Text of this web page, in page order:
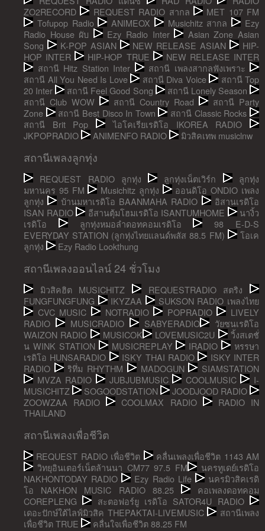
ZO2RECORD
REQUEST RADIO สากล
MET 107 FM
Tofupop Radio
ANIMEOX Musichitz สากล
Ezy
Radio House ผับ
Ezy Radio Inter
Asian Zone Asian
Song
K-POP ASIAN NEW RELEASE ASIAN
HIP-
HOP INTER
HIP-HOP TRUE
NEW RELEASE INTER
สถานี Hitz Station Inter
สถานี เพลงสากลฟังเพราะ
สถานี All You Need Is Love
สถานี Diva Voice
สถานี Top
20 Inter
สถานี Feel Good Song
สถานี Lonely Season
สถานี Club WOW
สถานี Country Road
สถานี Party
Zone
สถานี Best Disco In Town
สถานี Classic Rocks
สถานี Brit Pop
ไอโคเรียเรดิโอ IKOREA RADIO
JKPOPRADIO
ANIMENFO RADIO มิวสิคเทพ musiclnw
สถานีเพลงลูกทุ่ง
REQUEST RADIO ลูกทุ่ง ลูกทุ่งเน็ตเวิร์ก
ลูกทุ่ง
มหานคร 95 FM
Musichitz ลูกทุ่ง
ออนดิโอ ONDIO เพลง
ลูกทุ่ง
บ้านมหาเรดิโอ BAANMAHA RADIO
อิสานเรดิโอ
ISAN RADIO
อีสานตุ้มโฮมเรดิโอ ISANTUMHOME
นางิ้ว
เรดิโอ
ลูกทุ่งหมอลำดอทคอมเรดิโอ
98 E-D-S
EVERYDAY STATION (ลูกทุ่งไทยแลนด์พลัส 88.5 FM)
โอเค
ลูกทุ่ง
Ezy Radio Lookthung
สถานีเพลงออนไลน์ 24 ชั่วโมง
มิวสิคฮิต MUSICHITZ
REQUESTRADIO สตริง
FUNGFUNGFUNG
IKYZAA
SUKSON RADIO เพลงไทย
CVC MUSIC
NOTRADIO POPRADIO
LIVELY
RADIO
MUSICRADIO SABYERADIO
วัยซนเรดิโอ
WAIZON RADIO
MUSICOK LOVEMUSIC2U
วิ้งสเตชั่
น WINK STATION
MUSICREPLAY IRADIO
หรรษา
เรดิโอ HUNSARADIO
ISKY THAI RADIO
ISKY INTER
RADIO
ริทึ่ม RHYTHM MADOGUN
SIAMSTATION
MVZA RADIO
JUBJUBMUSIC COOLMUSIC
I-
MUSICHITZ
SOGOODSTATION
JOODJOOD RADIO
ZOOWZAA RADIO
COOLMAX RADIO
RADIO IN
THAILAND
สถานีเพลงเพื่อชีวิต
REQUEST RADIO เพื่อชีวิต
คลื่นเพลงเพื่อชีวิต 1143 AM
วิทยุอินเตอร์เน็ตล้านนา CM77 97.5 FM
นครทูเดย์เรดิโอ
NAKHONTODAY RADIO
Ezy Radio Life
นครมิวสิคเรดิ
โอ NAKHON MUSIC RADIO 88.25
คอเพลงดอทคอม
COREPLENG
สะตอฟอร์ยู เรดิโอ SATOR4U RADIO
เดอะปักษ์ใต้ไลฟ์มิวสิค THEPAKTAI-LIVEMUSIC
สถานีเพลง
เพื่อชีวิต TRUE
คลื่นใจเพื่อชีวิต 88.25 FM